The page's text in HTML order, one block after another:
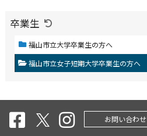
卒業生
福山市立大学卒業生の方へ
福山市立女子短期大学卒業生の方へ
お問い合わせ